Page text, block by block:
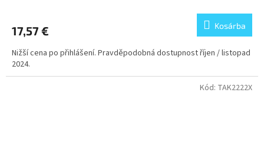
17,57 € Kosárba
Nižší cena po přihlášení. Pravděpodobná dostupnost říjen / listopad
2024.
Kód: TAK2222X